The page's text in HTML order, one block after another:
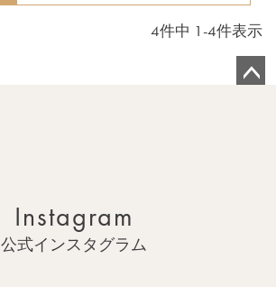
4件中 1 -4件表示
Instagram
公式インスタグラム